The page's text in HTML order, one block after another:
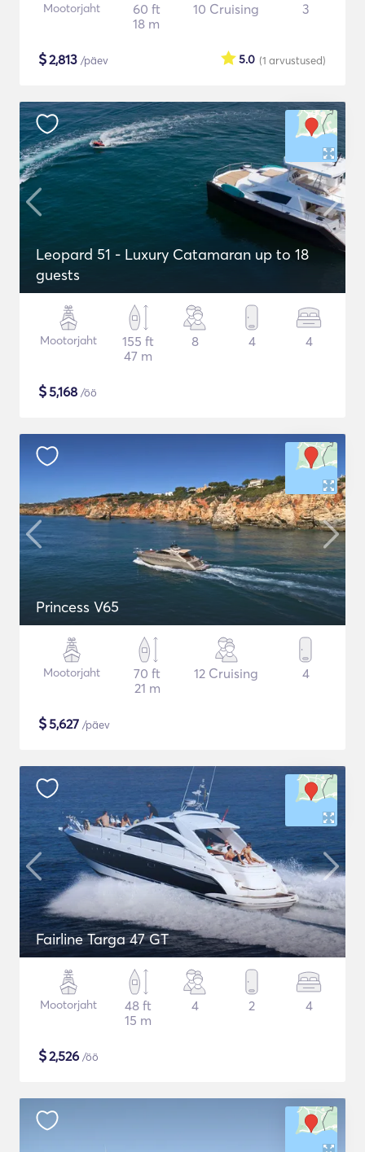
Mootorjaht
60 ft
18 m
10 Cruising 3
$2,813 /päev (1 arvustused)
5.0
Leopard 51 - Luxury Catamaran up to 18
guests
Mootorjaht
155 ft
47 m
8 4 4
$5,168 /öö
Princess V65
Mootorjaht
70 ft
21 m
12 Cruising 4
$5,627 /päev
Fairline Targa 47 GT
Mootorjaht
48 ft
15 m
4 2 4
$2,526 /öö